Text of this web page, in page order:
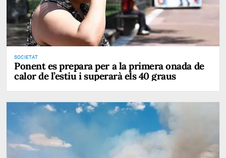
SOCIETAT
Ponent es prepara per a la primera onada de
calor de l’estiu i superarà els 40 graus